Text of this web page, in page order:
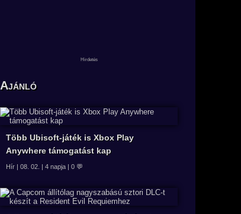
Ajánló
Több Ubisoft-játék is Xbox Play
Anywhere támogatást kap
Hír | 08. 02. | 4 napja | 0 💬